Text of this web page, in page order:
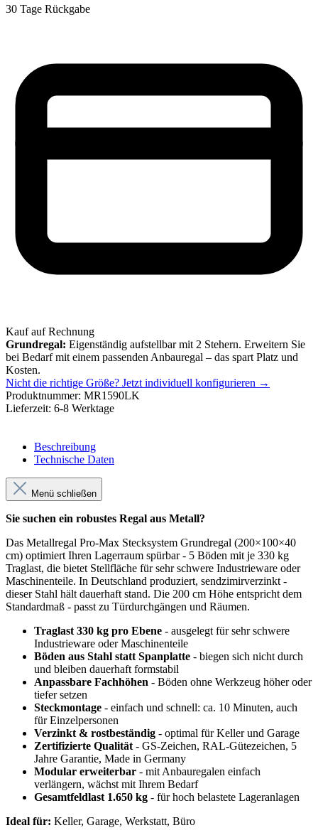
30 Tage Rückgabe
Kauf auf Rechnung
Grundregal: Eigenständig aufstellbar mit 2 Stehern. Erweitern Sie
bei Bedarf mit einem passenden Anbauregal – das spart Platz und
Kosten.
Nicht die richtige Größe? Jetzt individuell konfigurieren →
Produktnummer: MR1590LK
Lieferzeit: 6-8 Werktage
Beschreibung
Technische Daten
Menü schließen
Sie suchen ein robustes Regal aus Metall?
Das Metallregal Pro-Max Stecksystem Grundregal (200×100×40
cm) optimiert Ihren Lagerraum spürbar - 5 Böden mit je 330 kg
Traglast, die bietet Stellfläche für sehr schwere Industrieware oder
Maschinenteile. In Deutschland produziert, sendzimirverzinkt -
dieser Stahl hält dauerhaft stand. Die 200 cm Höhe entspricht dem
Standardmaß - passt zu Türdurchgängen und Räumen.
Traglast 330 kg pro Ebene - ausgelegt für sehr schwere
Industrieware oder Maschinenteile
Böden aus Stahl statt Spanplatte - biegen sich nicht durch
und bleiben dauerhaft formstabil
Anpassbare Fachhöhen - Böden ohne Werkzeug höher oder
tiefer setzen
Steckmontage - einfach und schnell: ca. 10 Minuten, auch
für Einzelpersonen
Verzinkt & rostbeständig - optimal für Keller und Garage
Zertifizierte Qualität- GS-Zeichen, RAL-Gütezeichen, 5
Jahre Garantie, Made in Germany
Modular erweiterbar - mit Anbauregalen einfach
verlängern, wächst mit Ihrem Bedarf
Gesamtfeldlast 1.650 kg - für hoch belastete Lageranlagen
Ideal für: Keller, Garage, Werkstatt, Büro